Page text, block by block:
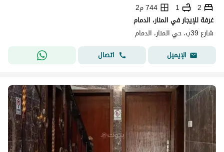
2
1
744 م2
غرفة للإيجار في المنار، الدمام
شارع 39ب، حي المنار، الدمام
الإيميل
اتصال